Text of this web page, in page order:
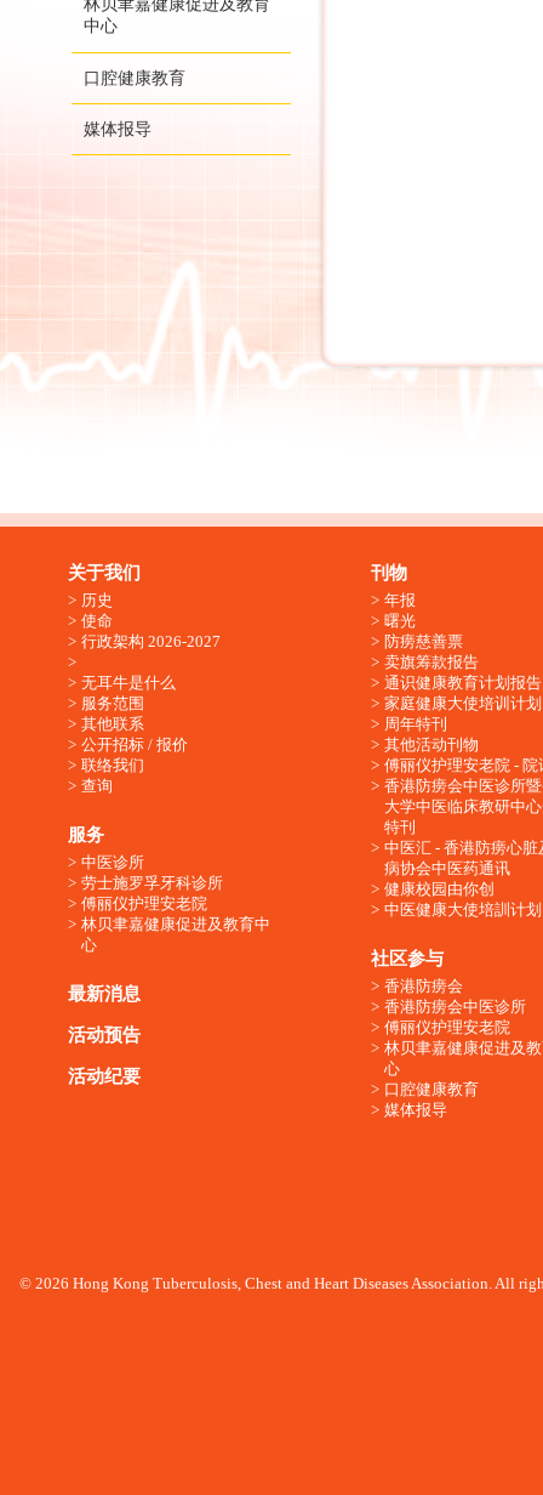
林贝聿嘉健康促进及教育
中心
口腔健康教育
媒体报导
关于我们
历史
使命
行政架构 2026-2027
无耳牛是什么
服务范围
其他联系
公开招标 / 报价
联络我们
查询
服务
中医诊所
劳士施罗孚牙科诊所
傅丽仪护理安老院
林贝聿嘉健康促进及教育中
心
最新消息
活动预告
活动纪要
刊物
年报
曙光
防痨慈善票
卖旗筹款报告
通识健康教育计划报告
家庭健康大使培训计划
周年特刊
其他活动刊物
傅丽仪护理安老院 - 院
香港防痨会中医诊所
大学中医临床教研中
特刊
中医汇 - 香港防痨心脏
病协会中医药通讯
健康校园由你创
中医健康大使培訓计划
社区参与
香港防痨会
香港防痨会中医诊所
傅丽仪护理安老院
林贝聿嘉健康促进及
心
口腔健康教育
媒体报导
© 2026 Hong Kong Tuberculosis, Chest and Heart Diseases Association. All